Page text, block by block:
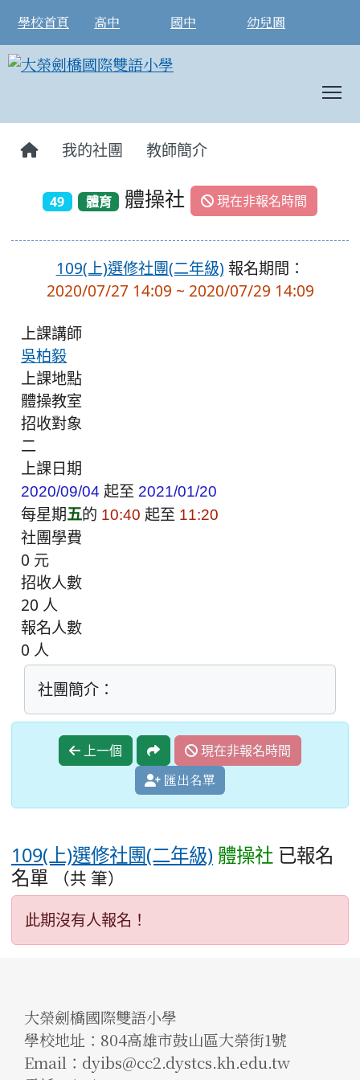
學校首頁 高中 國中 幼兒園
我的社團 教師簡介
49 體育 體操社 現在非報名時間
109(上)選修社團(二年級) 報名期間：
2020/07/27 14:09 ~ 2020/07/29 14:09
上課講師
吳柏毅
上課地點
體操教室
招收對象
二
上課日期
2020/09/04 起至 2021/01/20
每星期五的 10:40 起至 11:20
社團學費
0 元
招收人數
20 人
報名人數
0 人
社團簡介：
上一個 現在非報名時間
匯出名單
109(上)選修社團(二年級) 體操社 已報名
名單
（共 筆）
此期沒有人報名！
大榮劍橋國際雙語小學
學校地址：804高雄市鼓山區大榮街1號
Email：dyibs@cc2.dystcs.kh.edu.tw